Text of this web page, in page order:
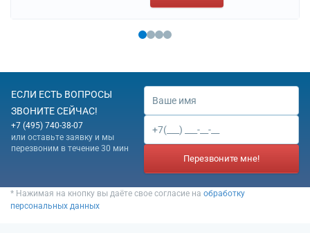
ЕСЛИ ЕСТЬ ВОПРОСЫ
ЗВОНИТЕ СЕЙЧАС!
+7 (495) 740-38-07
или оставьте заявку и мы
перезвоним в течение 30 мин
Перезвоните мне!
* Нажимая на кнопку вы даёте свое согласие на обработку
персональных данных